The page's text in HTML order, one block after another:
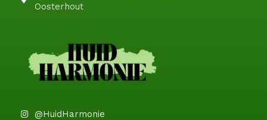
Oosterhout
@HuidHarmonie